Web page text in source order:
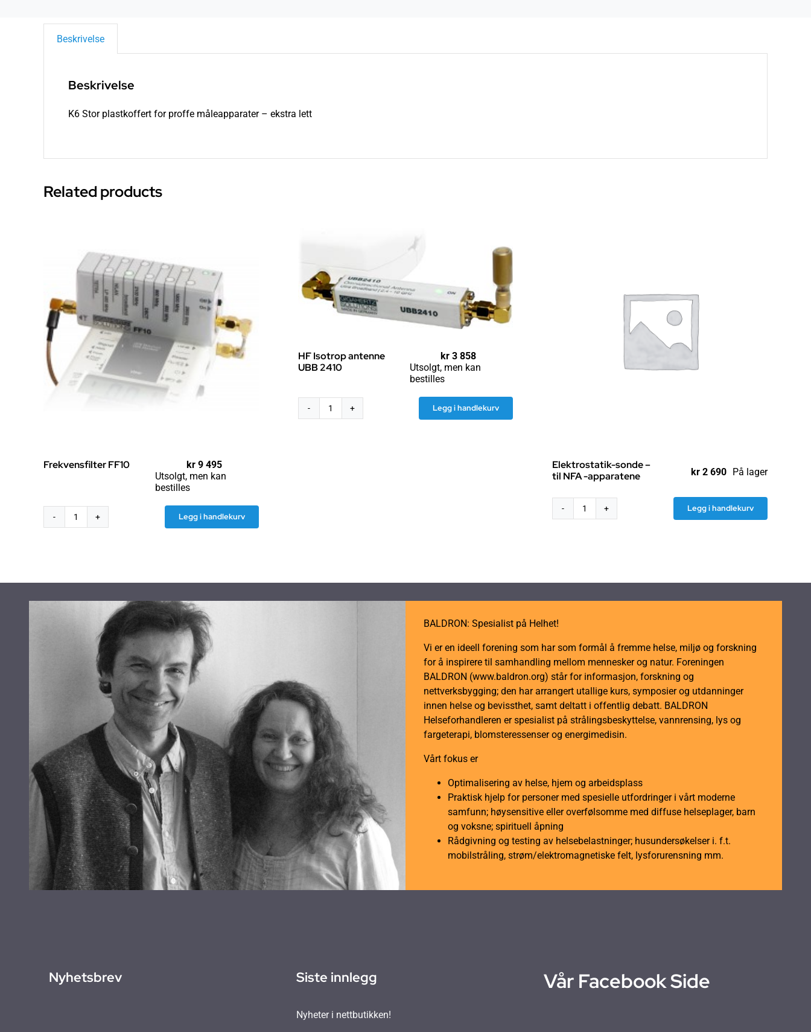
Beskrivelse
Beskrivelse
K6 Stor plastkoffert for proffe måleapparater – ekstra lett
Related products
Frekvensfilter FF10 kr9 495
Utsolgt, men kan
bestilles
Frekvensfilter
Legg i handlekurv
HF Isotrop antenne
UBB 2410
kr 3 858
Utsolgt, men kan
bestilles
HF
Legg i handlekurv
Elektrostatik-sonde –
til NFA -apparatene
kr 2 690 På lager
Elektrostatik-
-
Legg i handlekurv
BALDRON: Spesialist på Helhet!
Vi er en ideell forening som har som formål å fremme helse, miljø og forskning
for å inspirere til samhandling mellom mennesker og natur. Foreningen
BALDRON (www.baldron.org) står for informasjon, forskning og
nettverksbygging; den har arrangert utallige kurs, symposier og utdanninger
innen helse og bevissthet, samt deltatt i offentlig debatt. BALDRON
Helseforhandleren er spesialist på strålingsbeskyttelse, vannrensing, lys og
fargeterapi, blomsteressenser og energimedisin.
Vårt fokus er
Optimalisering av helse, hjem og arbeidsplass
Praktisk hjelp for personer med spesielle utfordringer i vårt moderne
samfunn; høysensitive eller overfølsomme med diffuse helseplager, barn
og voksne; spirituell åpning
Rådgivning og testing av helsebelastninger; husundersøkelser i. f.t.
mobilstråling, strøm/elektromagnetiske felt, lysforurensning mm.
Nyhetsbrev Siste innlegg
Nyheter i nettbutikken!
Vår Facebook Side